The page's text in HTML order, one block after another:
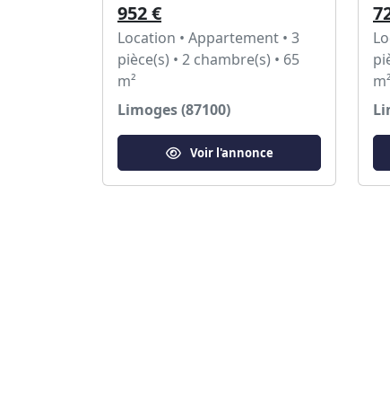
952 €
Location • Appartement • 3
pièce(s) • 2 chambre(s) • 65
m²
Limoges (87100)
Voir l'annonce
m²